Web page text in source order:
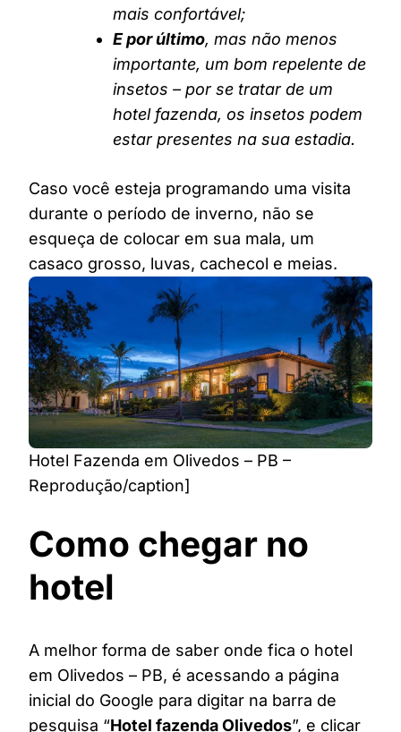
mais confortável;
E por último, mas não menos
importante, um bom repelente de
insetos – por se tratar de um
hotel fazenda, os insetos podem
estar presentes na sua estadia.
Caso você esteja programando uma visita
durante o período de inverno, não se
esqueça de colocar em sua mala, um
casaco grosso, luvas, cachecol e meias.
Hotel Fazenda em Olivedos – PB –
Reprodução/caption]
Como chegar no
hotel
A melhor forma de saber onde fica o hotel
em Olivedos – PB, é acessando a página
inicial do Google para digitar na barra de
pesquisa “Hotel fazenda Olivedos”, e clicar